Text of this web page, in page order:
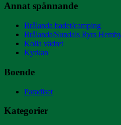
Annat spännande
Brålanda badet/camping
Brålanda/Sundals Ryrs
Kolla vädret
Kyrkan
Boende
Paradiset
Kategorier